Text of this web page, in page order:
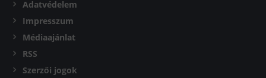
Adatvédelem
Impresszum
Médiaajánlat
RSS
Szerzői jogok